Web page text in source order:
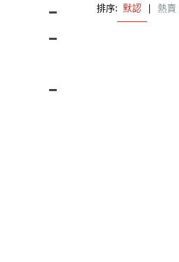
排序: 默認 | 熱賣